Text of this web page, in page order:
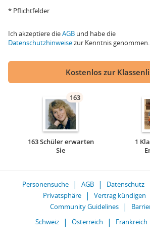
* Pflichtfelder
Ich akzeptiere dieAGB und habe die
Datenschutzhinweisezur Kenntnis genommen.
Kostenlos zur
163
163 Schüler erwarten
Sie
1
Personensuche AGB Datenschutz
Privatsphäre
Vertrag kündigen
Community Guidelines
Schweiz
Österreich Frankreich